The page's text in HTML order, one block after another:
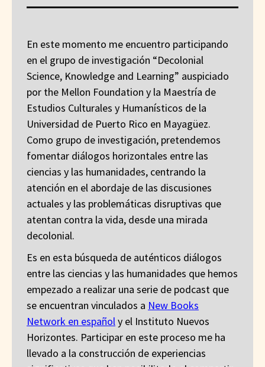
En este momento me encuentro participando
en el grupo de investigación “Decolonial
Science, Knowledge and Learning” auspiciado
por the Mellon Foundation y la Maestría de
Estudios Culturales y Humanísticos de la
Universidad de Puerto Rico en Mayagüez.
Como grupo de investigación, pretendemos
fomentar diálogos horizontales entre las
ciencias y las humanidades, centrando la
atención en el abordaje de las discusiones
actuales y las problemáticas disruptivas que
atentan contra la vida, desde una mirada
decolonial.
Es en esta búsqueda de auténticos diálogos
entre las ciencias y las humanidades que hemos
empezado a realizar una serie de podcast que
se encuentran vinculados a New Books
Network en españoly el Instituto Nuevos
Horizontes. Participar en este proceso me ha
llevado a la construcción de experiencias